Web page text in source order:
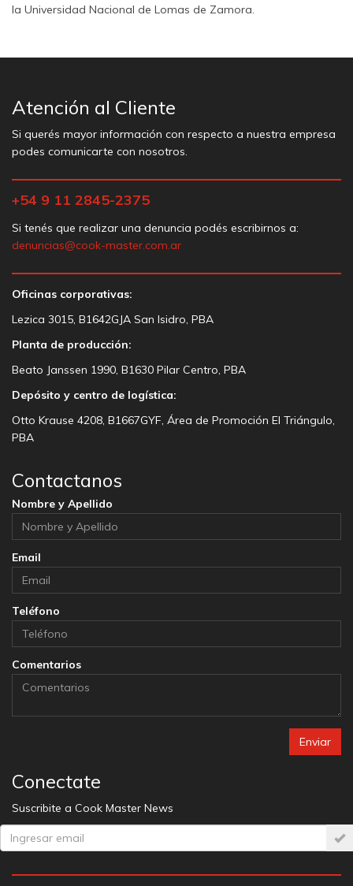
la Universidad Nacional de Lomas de Zamora.
Atención al Cliente
Si querés mayor información con respecto a nuestra empresa
podes comunicarte con nosotros.
+54 9 11 2845-2375
Si tenés que realizar una denuncia podés escribirnos a:
denuncias@cook-master.com.ar
Oficinas corporativas:
Lezica 3015, B1642GJA San Isidro, PBA
Planta de producción:
Beato Janssen 1990, B1630 Pilar Centro, PBA
Depósito y centro de logística:
Otto Krause 4208, B1667GYF, Área de Promoción El Triángulo,
PBA
Contactanos
Nombre y Apellido
Email
Teléfono
Comentarios
Enviar
Conectate
Suscribite a Cook Master News